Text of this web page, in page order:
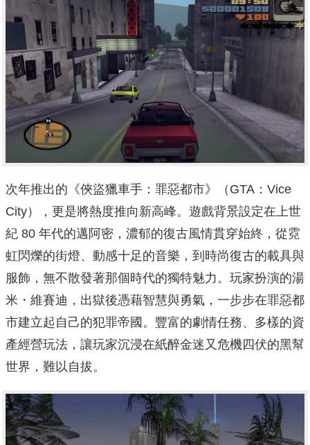
次年推出的《俠盜獵車手：罪惡都市》（GTA：Vice
City），更是將熱度推向新高峰。遊戲背景設定在上世
紀 80 年代的邁阿密，濃郁的復古風情貫穿始終，從霓
虹閃爍的街燈、動感十足的音樂，到時尚復古的載具與
服飾，無不散發著那個時代的獨特魅力。玩家扮演的湯
米・維賽迪，出獄後憑藉智慧與勇氣，一步步在罪惡都
市建立起自己的犯罪帝國。豐富的劇情任務、多樣的資
產經營玩法，讓玩家沉浸在紙醉金迷又危機四伏的黑幫
世界，難以自拔。